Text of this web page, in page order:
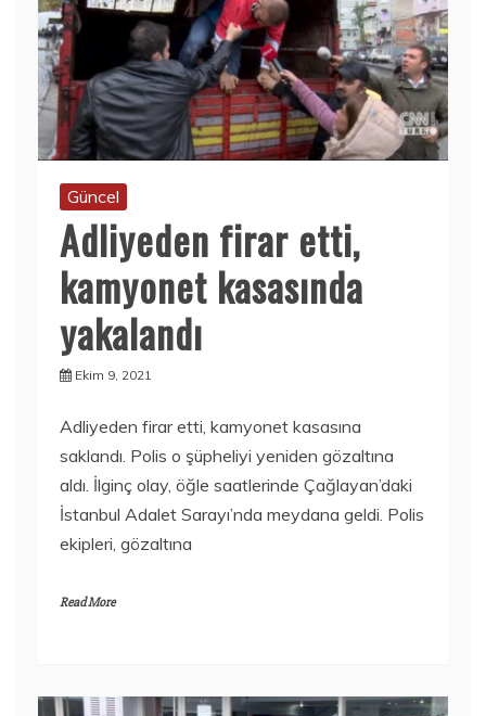
Güncel
Adliyeden firar etti,
kamyonet kasasında
yakalandı
Ekim 9, 2021
Adliyeden firar etti, kamyonet kasasına
saklandı. Polis o şüpheliyi yeniden gözaltına
aldı. İlginç olay, öğle saatlerinde Çağlayan’daki
İstanbul Adalet Sarayı’nda meydana geldi. Polis
ekipleri, gözaltına
Read More